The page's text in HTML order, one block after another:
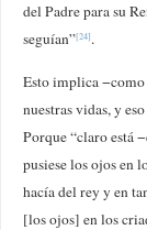
del Padre para su
seguían”[24].
Esto implica
nuestras vidas, y
Porque “claro está
pusiese los ojos en
hacía del rey y en
[los ojos] en los